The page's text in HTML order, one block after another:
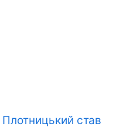
Плотницький став